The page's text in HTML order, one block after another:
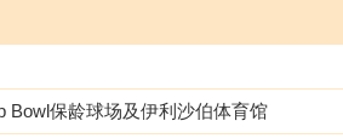
Bowl保龄球场及伊利沙伯体育馆